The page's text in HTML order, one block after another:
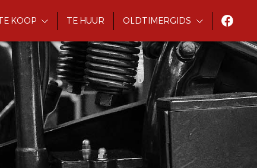
KOOP TE HUUR OLDTIMERGIDS